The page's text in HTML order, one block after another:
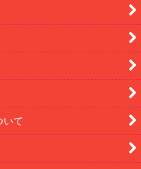
いて